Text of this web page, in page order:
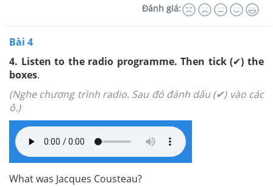
Đánh giá:
Bài 4
4. Listen to the radio programme. Then tick (✔)the
boxes.
(Nghe chương trình radio. Sau đó đánh dấu (✔) vào các
ô.)
What was Jacques Cousteau?